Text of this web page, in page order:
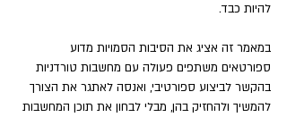
להיות כבד.
במאמר זה אציג את הסיבות הסמויות מדוע
ספורטאים משתפים פעולה עם מחשבות טורדניות
בהקשר לביצוע ספורטיבי, ואנסה לאתגר את הצורך
להמשיך ולהחזיק בהן, מבלי לבחון את תוכן המחשבות